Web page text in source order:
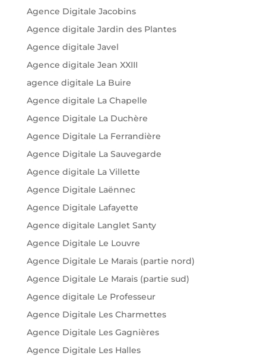
Agence Digitale Jacobins
Agence digitale Jardin des Plantes
Agence digitale Javel
Agence digitale Jean XXIII
agence digitale La Buire
Agence digitale La Chapelle
Agence Digitale La Duchère
Agence Digitale La Ferrandière
Agence Digitale La Sauvegarde
Agence digitale La Villette
Agence Digitale Laënnec
Agence Digitale Lafayette
Agence digitale Langlet Santy
Agence Digitale Le Louvre
Agence Digitale Le Marais (partie nord)
Agence Digitale Le Marais (partie sud)
Agence digitale Le Professeur
Agence Digitale Les Charmettes
Agence Digitale Les Gagnières
Agence Digitale Les Halles